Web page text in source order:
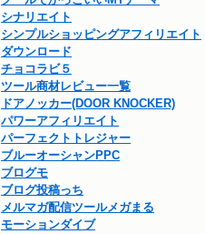
シナリエイト
シンプルショッピングアフィリエイト
ダウンロード
チョコラビ５
ツール商材レビュー一覧
ドアノッカー(DOOR KNOCKER)
パワーアフィリエイト
パーフェクトトレジャー
ブルーオーシャンPPC
ブログモ
ブログ投稿っち
メルマガ配信ツールメガまる
モーションダイブ